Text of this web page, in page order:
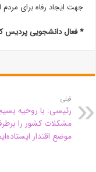
جهت ایجاد رفاه برای
* فعال دانشجویی پردیس
قبلی
رئیسی: با روحیه
مشکلات کشور را
موضع اقتدار